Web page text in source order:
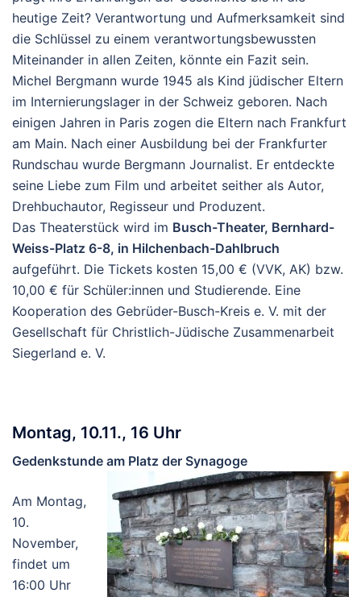
heutige Zeit? Verantwortung und Aufmerksamkeit sind
die Schlüssel zu einem verantwortungsbewussten
Miteinander in allen Zeiten, könnte ein Fazit sein.
Michel Bergmann wurde 1945 als Kind jüdischer Eltern
im Internierungslager in der Schweiz geboren. Nach
einigen Jahren in Paris zogen die Eltern nach Frankfurt
am Main. Nach einer Ausbildung bei der Frankfurter
Rundschau wurde Bergmann Journalist. Er entdeckte
seine Liebe zum Film und arbeitet seither als Autor,
Drehbuchautor, Regisseur und Produzent.
Das Theaterstück wird im Busch-Theater, Bernhard-
Weiss-Platz 6-8, in Hilchenbach-Dahlbruch
aufgeführt. Die Tickets kosten 15,00 € (VVK, AK) bzw.
10,00 € für Schüler:innen und Studierende. Eine
Kooperation des Gebrüder-Busch-Kreis e. V. mit der
Gesellschaft für Christlich-Jüdische Zusammenarbeit
Siegerland e. V.
Montag, 10.11., 16 Uhr
Gedenkstunde am Platz der Synagoge
Am Montag,
10.
November,
findet um
16:00 Uhr